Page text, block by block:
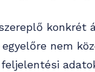
konkrét
egyelőre nem